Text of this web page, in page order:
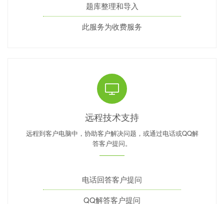
题库整理和导入
此服务为收费服务
远程技术支持
远程到客户电脑中，协助客户解决问题，或通过电话或QQ解
答客户提问。
电话回答客户提问
QQ解答客户提问